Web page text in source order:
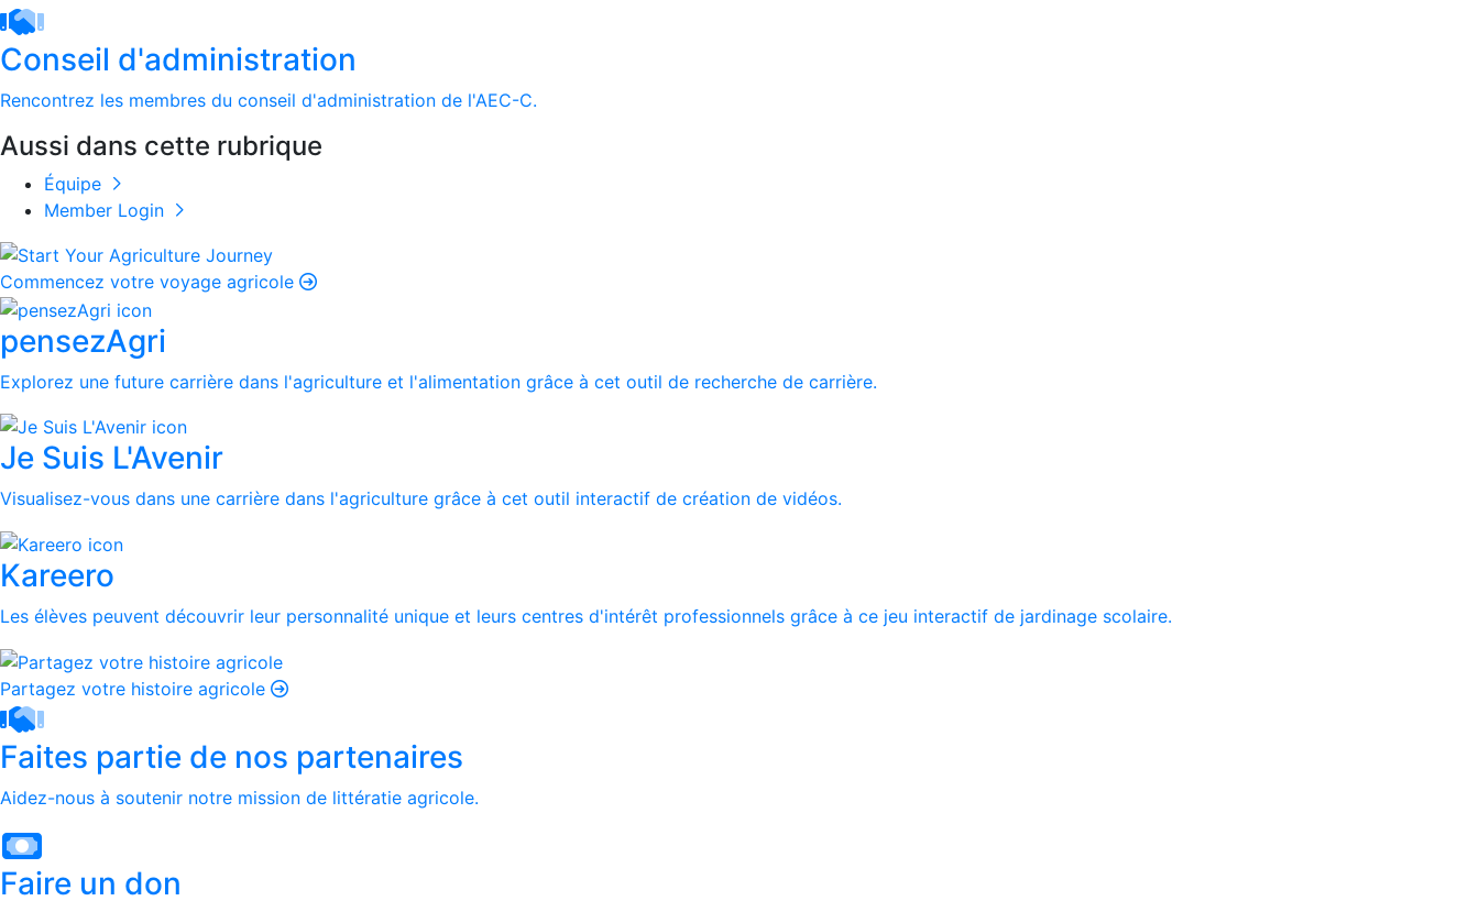
Conseil d'administration
Rencontrez les membres du conseil d'administration de l'AEC-C.
Aussi dans cette rubrique
Équipe
Member Login
Commencez votre voyage agricole
pensezAgri
Explorez une future carrière dans l'agriculture et l'alimentation grâce à cet outil de recherche de carrière.
Je Suis L'Avenir
Visualisez-vous dans une carrière dans l'agriculture grâce à cet outil interactif de création de vidéos.
Kareero
Les élèves peuvent découvrir leur personnalité unique et leurs centres d'intérêt professionnels grâce à ce jeu interactif de jardinage scolaire.
Partagez votre histoire agricole
Faites partie de nos partenaires
Aidez-nous à soutenir notre mission de littératie agricole.
Faire un don